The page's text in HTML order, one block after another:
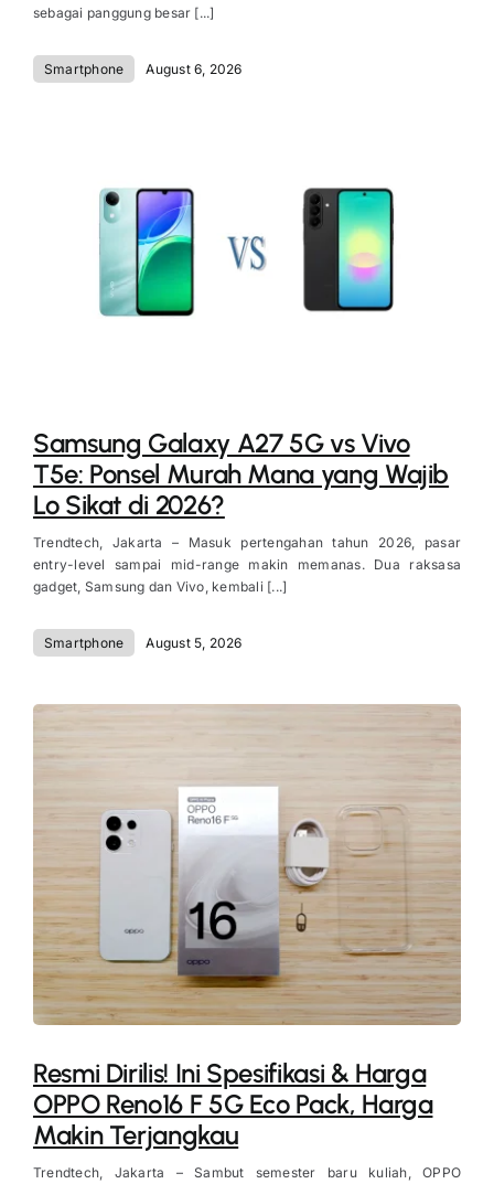
sebagai panggung besar [...]
Smartphone August 6, 2026
Samsung Galaxy A27 5G vs Vivo
T5e: Ponsel Murah Mana yang Wajib
Lo Sikat di 2026?
Trendtech, Jakarta – Masuk pertengahan tahun 2026, pasar
entry-level sampai mid-range makin memanas. Dua raksasa
gadget, Samsung dan Vivo, kembali [...]
Smartphone August 5, 2026
Resmi Dirilis! Ini Spesifikasi & Harga
OPPO Reno16 F 5G Eco Pack, Harga
Makin Terjangkau
Trendtech, Jakarta – Sambut semester baru kuliah, OPPO